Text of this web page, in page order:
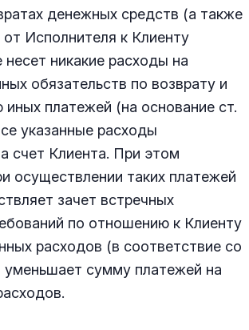
денежных средств (а также
Исполнителя к Клиенту
несет никакие расходы на
обязательств по возврату и
платежей (на основание ст.
указанные расходы
счет Клиента. При этом
осуществлении таких платежей
зачет встречных
по отношению к Клиенту
расходов (в соответствие со
уменьшает сумму платежей на